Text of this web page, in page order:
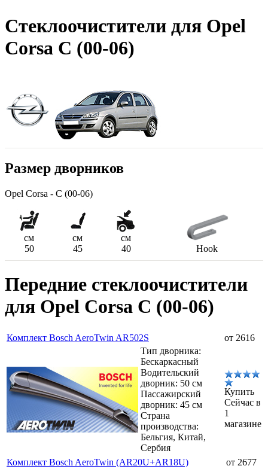
Стеклоочистители для Opel
Corsa C (00-06)
Размер дворников
Opel Corsa - C (00-06)
см см
см
50
45 40 Hook
Передние стеклоочистители
для Opel Corsa C (00-06)
Комплект Bosch AeroTwin AR502S
от 2616
Тип дворника:
Бескаркасный
Водительский
дворник: 50 см
Пассажирский
дворник: 45 см
Страна
производства:
Бельгия, Китай,
Сербия
Купить
Сейчас в
1
магазине
Комплект Bosch AeroTwin (AR20U+AR18U)
от 2677